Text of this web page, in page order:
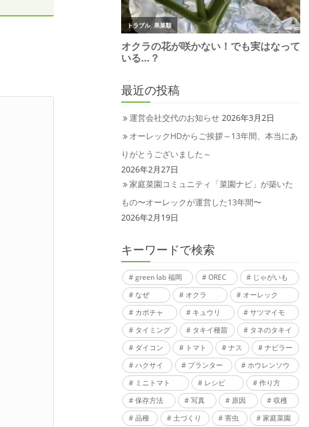
最近の投稿
運営会社交代のお知らせ 2026年3月2日
オーレックHDからご挨拶～13年間、本当にあ
りがとうございました～
2026年2月27日
家庭菜園コミュニティ「菜園ナビ」が築いた
もの〜オーレックが運営した13年間〜
2026年2月19日
キーワードで検索
green lab 福岡 OREC
じゃがいも
なぜ
オクラ
オーレック
カボチャ
キュウリ
サツマイモ
タイミング
タキイ種苗
タネのタキイ
ダイコン
トマト ナス
ナビラー
ハクサイ
プランター
ホウレンソウ
ミニトマト
レシピ
作り方
保存方法
写真 原因
収穫
品種
土づくり 害虫
家庭菜園